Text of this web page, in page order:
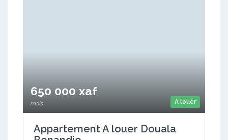
A louer
650 000 xaf
mois
Appartement A louer Douala